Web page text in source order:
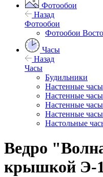
Фотообои
Назад
Фотообои
Фотообои
Часы
Назад
Часы
Будильники
Настенные часы
Настенные часы
Настенные
Настенные часы
Настольные
Ведро
крышкой Э-